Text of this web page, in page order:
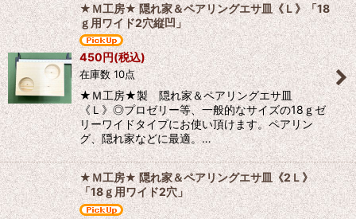
★Ｍ工房★ 隠れ家＆ペアリングエサ皿《Ｌ》「18
ｇ用ワイド2穴縦凹」
450円(税込)
在庫数 10点
★Ｍ工房★製 隠れ家＆ペアリングエサ皿
《Ｌ》◎プロゼリー等、一般的なサイズの18ｇゼ
リーワイドタイプにお使い頂けます。ペアリン
グ、隠れ家などに最適。…
★Ｍ工房★ 隠れ家＆ペアリングエサ皿《2Ｌ》
「18ｇ用ワイド2穴」